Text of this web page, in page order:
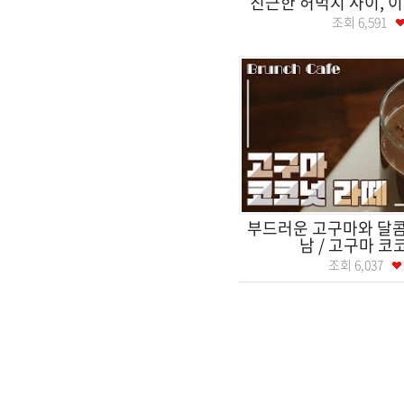
조회 6,591
부드러운 고구마와 달
남 / 고구마 코
조회 6,037